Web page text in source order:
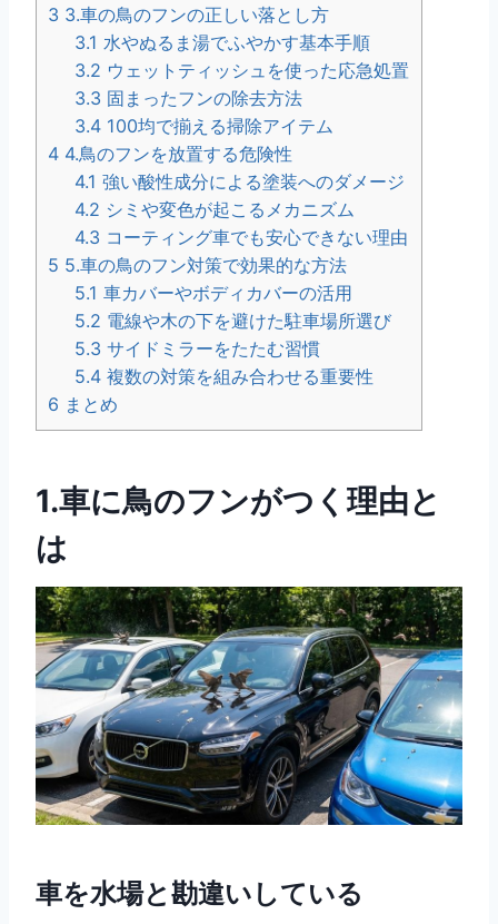
3 3.車の鳥のフンの正しい落とし方
3.1 水やぬるま湯でふやかす基本手順
3.2 ウェットティッシュを使った応急処置
3.3 固まったフンの除去方法
3.4 100均で揃える掃除アイテム
4 4.鳥のフンを放置する危険性
4.1 強い酸性成分による塗装へのダメージ
4.2 シミや変色が起こるメカニズム
4.3 コーティング車でも安心できない理由
5 5.車の鳥のフン対策で効果的な方法
5.1 車カバーやボディカバーの活用
5.2 電線や木の下を避けた駐車場所選び
5.3 サイドミラーをたたむ習慣
5.4 複数の対策を組み合わせる重要性
6 まとめ
1.車に鳥のフンがつく理由と
は
車を水場と勘違いしている